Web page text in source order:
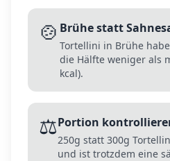
🍲 Brühe statt
Tortellini in Brühe
die Hälfte weniger als
kcal).
⚖️Portion
250g statt 300g
und ist trotzdem eine